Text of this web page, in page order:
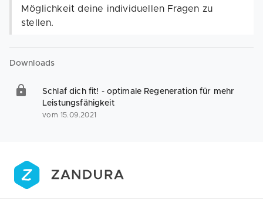
Möglichkeit deine individuellen Fragen zu
stellen.
Downloads
Schlaf dich fit! - optimale Regeneration für mehr
Leistungsfähigkeit
vom 15.09.2021